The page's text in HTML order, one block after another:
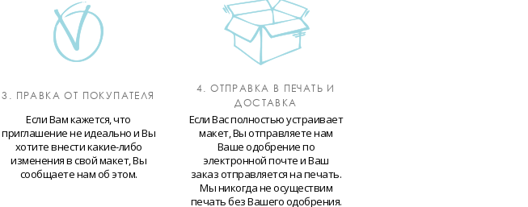
3. ПРАВКА ОТ ПОКУПАТЕЛЯ
Если Вам кажется, что
приглашение не идеально и Вы
хотите внести какие-либо
изменения в свой макет, Вы
сообщаете нам об этом.
4. ОТПРАВКА В ПЕЧАТЬ И
ДОСТАВКА
Если Вас полностью устраивает
макет, Вы отправляете нам
Ваше одобрение по
электронной почте и Ваш
заказ отправляется на печать.
Мы никогда не осуществим
печать без Вашего одобрения.